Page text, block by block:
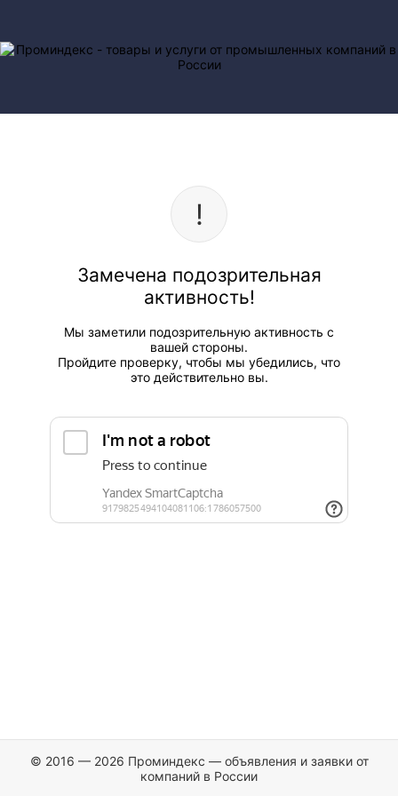
Замечена подозрительная
активность!
Мы заметили подозрительную активность с
вашей стороны.
Пройдите проверку, чтобы мы убедились, что
это действительно вы.
© 2016 — 2026 Проминдекс — объявления и заявки от
компаний в России